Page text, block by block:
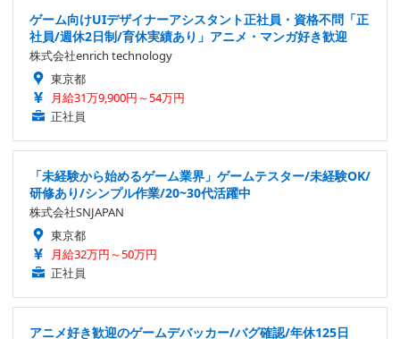
ゲーム向けUIデザイナーアシスタント正社員・資格不問「正
社員/週休2日制/育休実績あり」アニメ・マンガ好き歓迎
株式会社enrich technology
東京都
月給31万9,900円～54万円
正社員
「未経験から始めるゲーム業界」ゲームテスター/未経験OK/
研修あり/シンプル作業/20~30代活躍中
株式会社SNJAPAN
東京都
月給32万円～50万円
正社員
アニメ好き歓迎のゲームデバッカー/バグ確認/年休125日